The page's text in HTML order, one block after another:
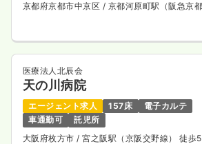
京都府京都市中京区 / 京都河原町駅（阪急京
医療法人北辰会
天の川病院
エージェント求人 157床
電子カルテ
車通勤可
託児所
大阪府枚方市 / 宮之阪駅（京阪交野線） 徒歩